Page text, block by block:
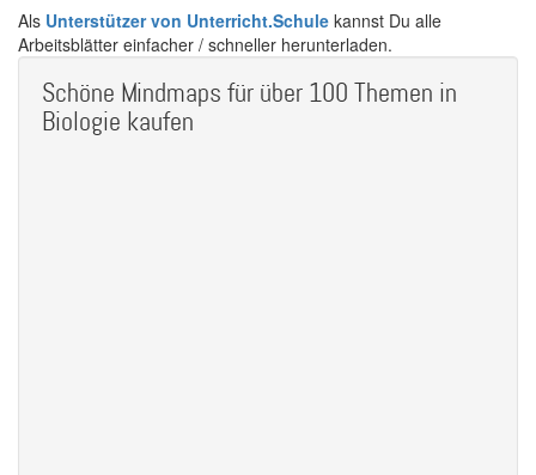
Als Unterstützer von Unterricht.Schule kannst Du alle
Arbeitsblätter einfacher / schneller herunterladen.
Schöne Mindmaps für über 100 Themen in
Biologie kaufen